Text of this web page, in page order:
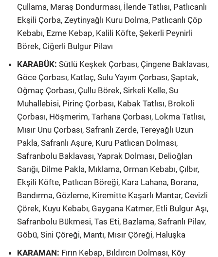
Çullama, Maraş Dondurması, İlende Tatlısı, Patlıcanlı
Ekşili Çorba, Zeytinyağlı Kuru Dolma, Patlıcanlı Çöp
Kebabı, Ezme Kebap, Kalili Köfte, Şekerli Peynirli
Börek, Ciğerli Bulgur Pilavı
KARABÜK: Sütlü Keşkek Çorbası, Çingene Baklavası,
Göce Çorbası, Katlaç, Sulu Yayım Çorbası, Şaptak,
Oğmaç Çorbası, Çullu Börek, Sirkeli Kelle, Su
Muhallebisi, Pirinç Çorbası, Kabak Tatlısı, Brokoli
Çorbası, Höşmerim, Tarhana Çorbası, Lokma Tatlısı,
Mısır Unu Çorbası, Safranlı Zerde, Tereyağlı Uzun
Pakla, Safranlı Aşure, Kuru Patlıcan Dolması,
Safranbolu Baklavası, Yaprak Dolması, Delioğlan
Sarığı, Dilme Pakla, Mıklama, Orman Kebabı, Çılbır,
Ekşili Köfte, Patlıcan Böreği, Kara Lahana, Borana,
Bandırma, Gözleme, Kiremitte Kaşarlı Mantar, Cevizli
Çörek, Kuyu Kebabı, Gaygana Katmer, Etli Bulgur Aşı,
Safranbolu Bükmesi, Tas Eti, Bazlama, Safranlı Pilav,
Göbü, Sini Çöreği, Mantı, Mısır Çöreği, Haluşka
KARAMAN: Fırın Kebap, Bıldırcın Dolması, Köy